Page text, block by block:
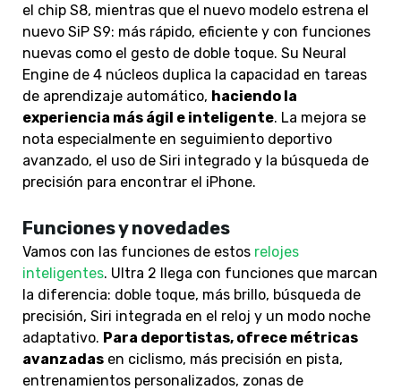
el chip S8, mientras que el nuevo modelo estrena el
nuevo SiP S9: más rápido, eficiente y con funciones
nuevas como el gesto de doble toque. Su Neural
Engine de 4 núcleos duplica la capacidad en tareas
de aprendizaje automático, haciendo la
experiencia más ágil e inteligente. La mejora se
nota especialmente en seguimiento deportivo
avanzado, el uso de Siri integrado y la búsqueda de
precisión para encontrar el iPhone.
Funciones y novedades
Vamos con las funciones de estos relojes
inteligentes. Ultra 2 llega con funciones que marcan
la diferencia: doble toque, más brillo, búsqueda de
precisión, Siri integrada en el reloj y un modo noche
adaptativo. Para deportistas, ofrece métricas
avanzadas en ciclismo, más precisión en pista,
entrenamientos personalizados, zonas de